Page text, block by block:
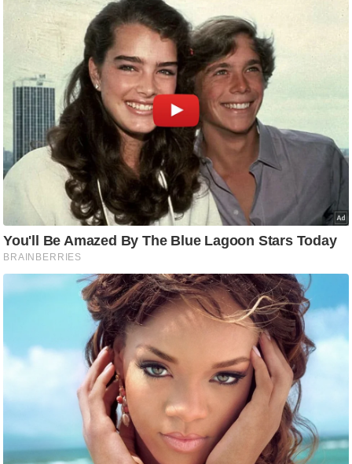
आ
ई
.
चा
य
मी
क्षा
ति
म
हि